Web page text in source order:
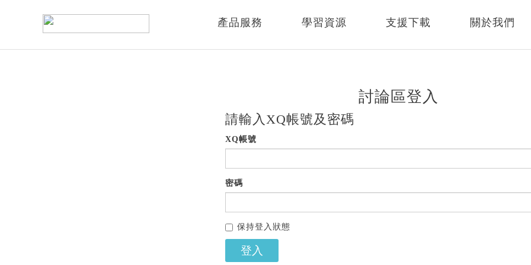
產品服務 學習資源 支援下載 關於我們
討論區登入
請輸入XQ帳號及密碼
XQ帳號
密碼
保持登入狀態
登入